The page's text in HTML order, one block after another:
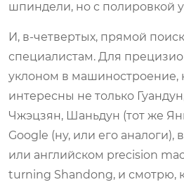
шпиндели, но с полировкой у
И, в-четвертых, прямой
специалистам. Для
уклоном в машиностроение,
интересны не только
Чжэцзян, Шаньдун (тот же
Google (ну, или его аналоги),
или английском precision
turning Shandong, и смотрю,